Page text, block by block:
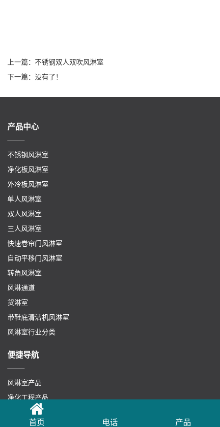
上一篇： 不锈钢双人双吹风淋室
下一篇：没有了！
产品中心
不锈钢风淋室
净化板风淋室
外冷板风淋室
单人风淋室
双人风淋室
三人风淋室
快速卷帘门风淋室
自动平移门风淋室
转角风淋室
风淋通道
货淋室
带鞋底清洁机风淋室
风淋室行业分类
便捷导航
风淋室产品
净化工程产品
安装案例
首页 电话 产品